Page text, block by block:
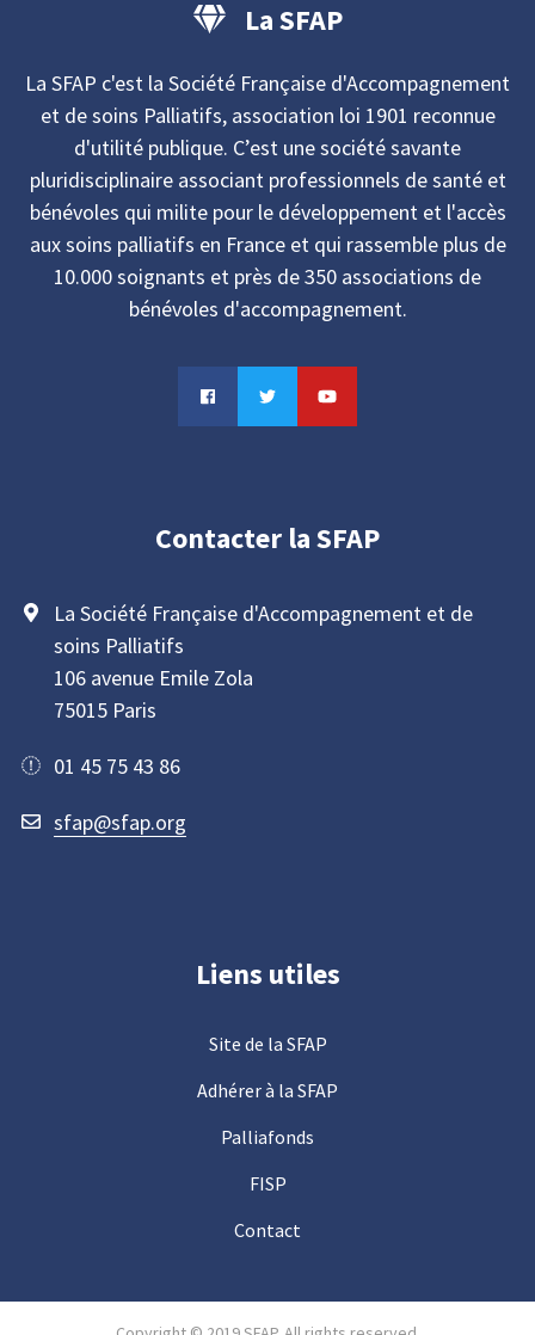
La SFAP
La SFAP c'est la Société Française d'Accompagnement
et de soins Palliatifs, association loi 1901 reconnue
d'utilité publique. C’est une société savante
pluridisciplinaire associant professionnels de santé et
bénévoles qui milite pour le développement et l'accès
aux soins palliatifs en France et qui rassemble plus de
10.000 soignants et près de 350 associations de
bénévoles d'accompagnement.
Contacter la SFAP
La Société Française d'Accompagnement et de
soins Palliatifs
106 avenue Emile Zola
75015 Paris
01 45 75 43 86
sfap@sfap.org
Liens utiles
Site de la SFAP
Adhérer à la SFAP
Palliafonds
FISP
Contact